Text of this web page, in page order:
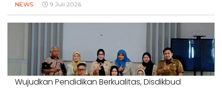
NEWS 9 Juli 2026
Wujudkan Pendidikan Berkualitas, Disdikbud